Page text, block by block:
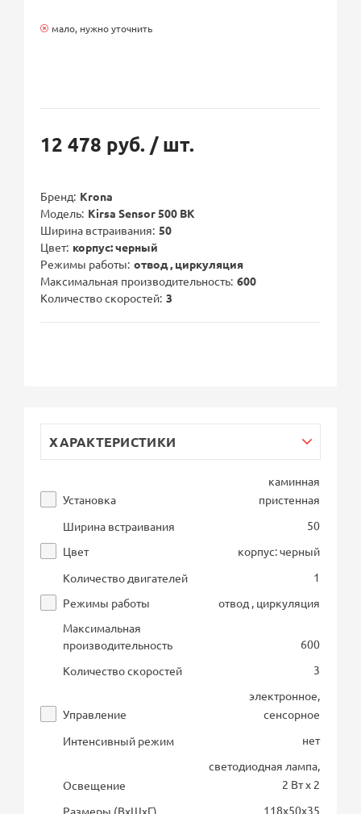
мало, нужно уточнить
12 478 руб. / шт.
Бренд Krona
Модель Kirsa Sensor 500 BK
Ширина встраивания 50
Цвет корпус: черный
Режимы работы отвод , циркуляция
Максимальная производительность 600
Количество скоростей 3
ХАРАКТЕРИСТИКИ
Установка
каминная
пристенная
Ширина встраивания
50
Цвет
корпус: черный
Количество двигателей
1
Режимы работы
отвод , циркуляция
Максимальная
производительность
600
Количество скоростей
3
Управление
электронное,
сенсорное
Интенсивный режим
нет
Освещение
светодиодная лампа,
2 Вт х 2
Размеры (ВхШхГ)
118х50х35